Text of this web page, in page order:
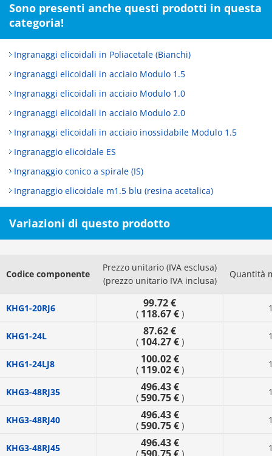
Sono presenti anche questi prodotti in questa
categoria!
Ingranaggi elicoidali in Poliacetale (Bianchi)
Ingranaggi elicoidali in acciaio Modulo 1.5
Ingranaggi elicoidali in acciaio Modulo 1.0
Ingranaggi elicoidali in acciaio Modulo 2.0
Ingranaggi elicoidali in acciaio inossidabile Modulo 1.5
Ingranaggio elicoidale ES
Ingranaggio conico a spirale (IS)
Ingranaggio elicoidale m1.5 blu (resina acetalica)
Variazioni di questo prodotto
Codice componente
Prezzo unitario (IVA esclusa)
(prezzo unitario IVA inclusa)
Quantità
KHG1-20RJ6 99.72 €
( 118.67 €)
KHG1-24L 87.62 €
( 104.27 €)
KHG1-24LJ8 100.02 €
( 119.02 €)
KHG3-48RJ35 496.43 €
( 590.75 €)
KHG3-48RJ40 496.43 €
( 590.75 €)
KHG3-48RJ45 496.43 €
( )